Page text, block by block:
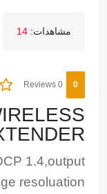
مشاهدات: 14
0
0 Reviews
1.4,output
resoluation